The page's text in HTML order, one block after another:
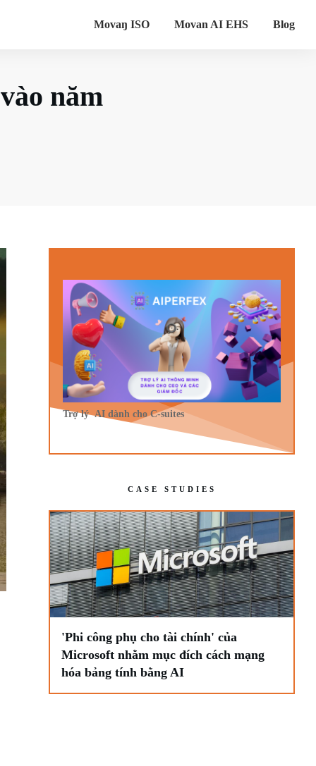
Movaŋ ISO Movan AI EHS Blog
năm
Trợ lý AI dành cho C-suites
CASE STUDIES
'Phi công phụ cho tài chính' của
Microsoft nhằm mục đích cách mạng
hóa bảng tính bằng AI